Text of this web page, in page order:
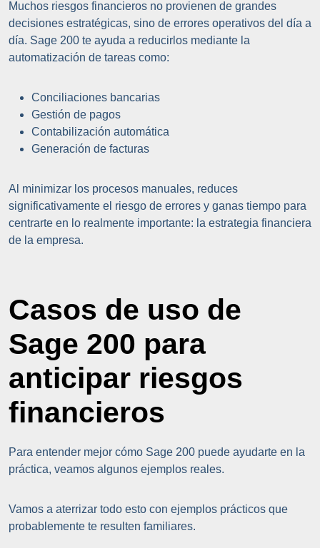
Muchos riesgos financieros no provienen de grandes
decisiones estratégicas, sino de errores operativos del día a
día. Sage 200 te ayuda a reducirlos mediante la
automatización de tareas como:
Conciliaciones bancarias
Gestión de pagos
Contabilización automática
Generación de facturas
Al minimizar los procesos manuales, reduces
significativamente el riesgo de errores y ganas tiempo para
centrarte en lo realmente importante: la estrategia financiera
de la empresa.
Casos de uso de
Sage 200 para
anticipar riesgos
financieros
Para entender mejor cómo Sage 200 puede ayudarte en la
práctica, veamos algunos ejemplos reales.
Vamos a aterrizar todo esto con ejemplos prácticos que
probablemente te resulten familiares.